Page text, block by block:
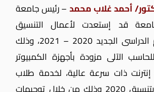
أحمد غلاب محمد– رئيس جامعة
قد إستعدت لأعمال التنسيق
الإلكترونى للعام الدراسى الجديد 2020 – 2021، وذلك
الآلى مزودة بأجهزة الكمبيوتر
ذات سرعة عالية، لخدمة طلاب